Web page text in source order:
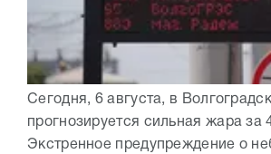
Сегодня, 6 августа, в
прогнозируется сильная жара за
Экстренное предупреждение о